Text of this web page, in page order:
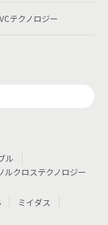
テクノロジー
ル
ルクロステクノロジー
ミイダス